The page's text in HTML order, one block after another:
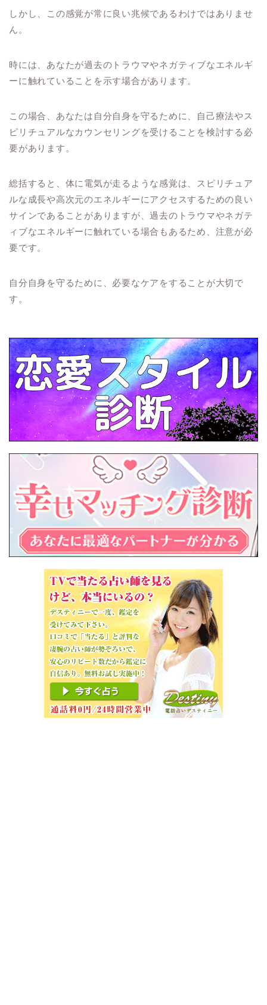
しかし、この感覚が常に良い兆候であるわけではありませ
ん。
時には、あなたが過去のトラウマやネガティブなエネルギ
ーに触れていることを示す場合があります。
この場合、あなたは自分自身を守るために、自己療法やス
ピリチュアルなカウンセリングを受けることを検討する必
要があります。
総括すると、体に電気が走るような感覚は、スピリチュア
ルな成長や高次元のエネルギーにアクセスするための良い
サインであることがありますが、過去のトラウマやネガテ
ィブなエネルギーに触れている場合もあるため、注意が必
要です。
自分自身を守るために、必要なケアをすることが大切で
す。